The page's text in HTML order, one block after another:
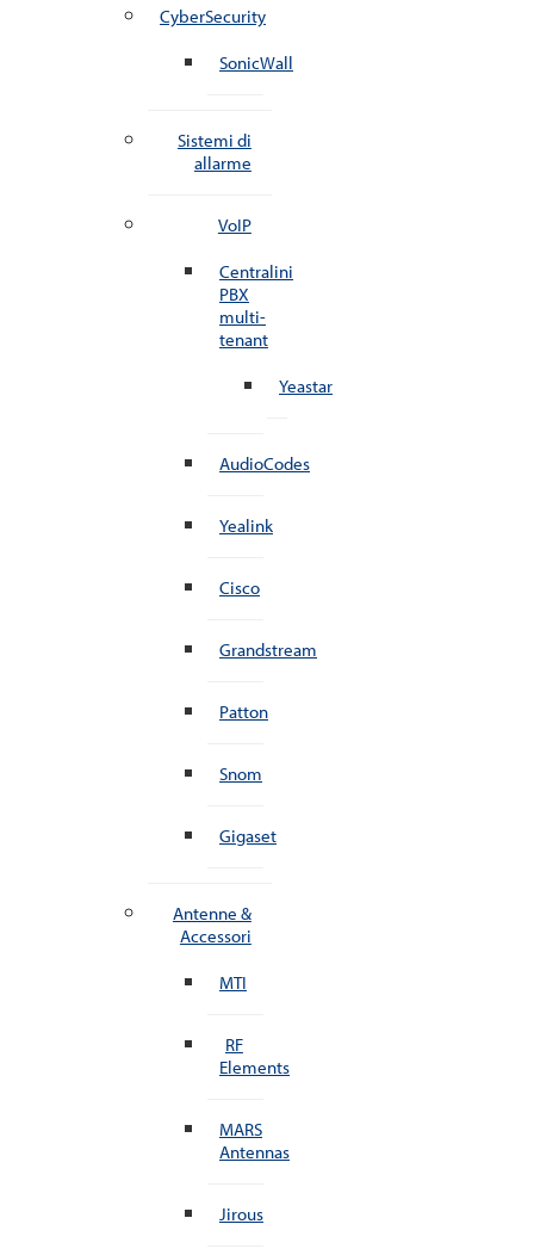
CyberSecurity
SonicWall
Sistemi di
allarme
VoIP
Centralini
PBX
multi-
tenant
Yeastar
AudioCodes
Yealink
Cisco
Grandstream
Patton
Snom
Gigaset
Antenne &
Accessori
MTI
RF
Elements
MARS
Antennas
Jirous